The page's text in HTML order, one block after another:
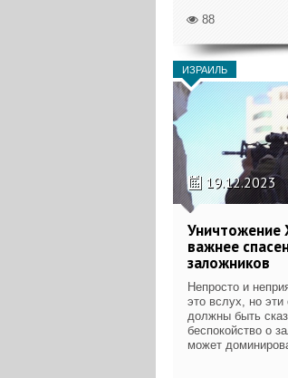
88
ИЗРАИЛЬ
19.12.2023
важнее
заложников
Непросто и
это вслух, но эти
должны быть
беспокойство о
может